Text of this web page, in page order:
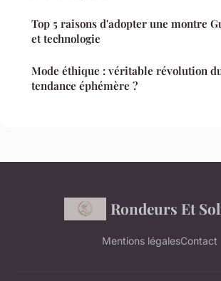
Top 5 raisons d'adopter une montre
et technologie
Mode éthique : véritable révolution
tendance éphémère ?
Rondeurs Et
Mentions légalesContact